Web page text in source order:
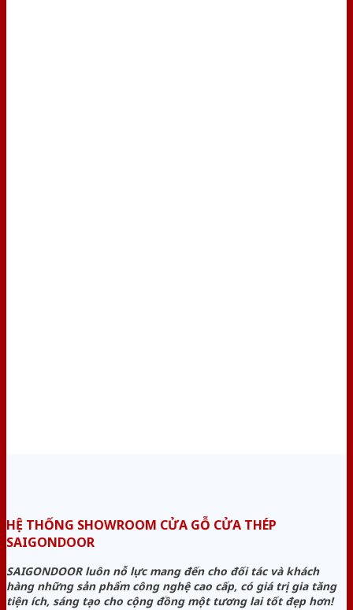
HỆ THỐNG SHOWROOM CỬA GỖ CỬA THÉP
SAIGONDOOR
SAIGONDOOR luôn nỗ lực mang đến cho đối tác và khách
hàng những sản phẩm công nghệ cao cấp, có giá trị gia tăng
tiện ích, sáng tạo cho cộng đồng một tương lai tốt đẹp hơn!